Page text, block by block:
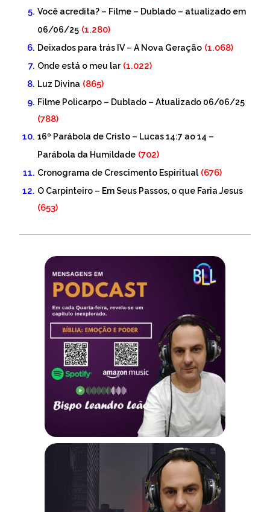
Você acredita? – Filme – Dublado – atualizado em
06/06/25 (1.280)
Deixados para trás IV – A Nova Geração (1.068)
Onde está o meu lar (1.022)
Luz Divina (865)
Filme Policarpo – Dublado – Atualizado 06/06/25
(788)
16º Parábola de Cristo – Lucas 14:7 ao 14 –
Parábola da Humildade (702)
Cronograma de Crescimento Espiritual (676)
O Carpinteiro – Em Seus Passos, o que Faria Jesus
(653)